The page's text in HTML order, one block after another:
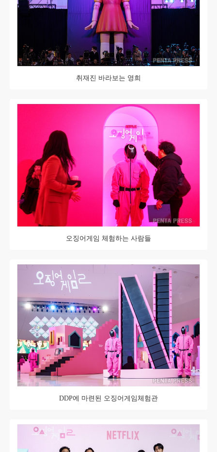
취재진 바라보는 영희
오징어게임 체험하는 사람들
DDP에 마련된 오징어게임체험관